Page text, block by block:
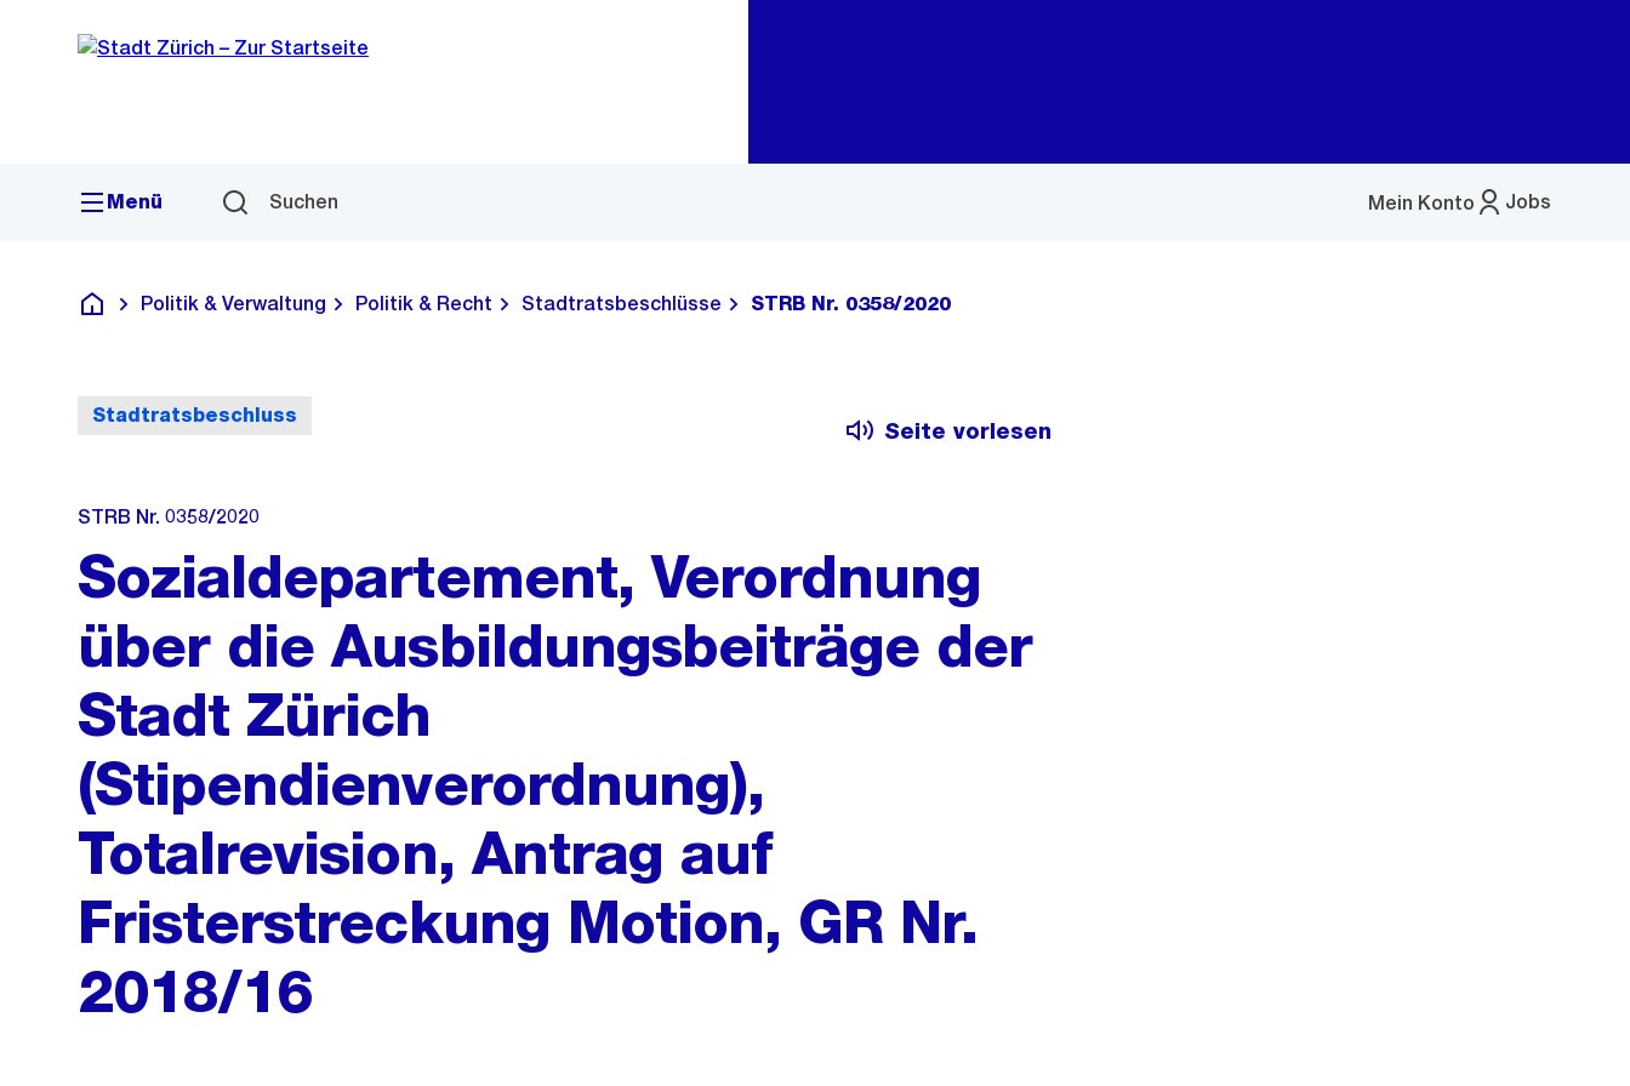
Navigation
Sprunglink
Menü Suchen Jobs
Mein Konto
Menü
Deutsch
Politik & Verwaltung Politik & Recht Stadtratsbeschlüsse STRB Nr. 0358/2020
Stadtratsbeschluss
Seite vorlesen
STRB Nr. 0358/2020
Sozialdepartement, Verordnung
über die Ausbildungsbeiträge der
Stadt Zürich
(Stipendienverordnung),
Totalrevision, Antrag auf
Fristerstreckung Motion, GR Nr.
2018/16